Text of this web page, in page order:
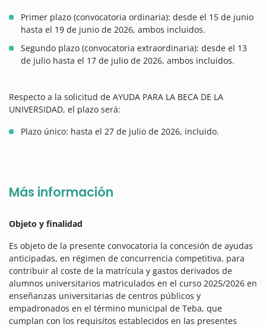
Primer plazo (convocatoria ordinaria): desde el 15 de junio
hasta el 19 de junio de 2026, ambos incluidos.
Segundo plazo (convocatoria extraordinaria): desde el 13
de julio hasta el 17 de julio de 2026, ambos incluidos.
Respecto a la solicitud de AYUDA PARA LA BECA DE LA
UNIVERSIDAD, el plazo será:
Plazo único: hasta el 27 de julio de 2026, incluido.
Más información
Objeto y finalidad
Es objeto de la presente convocatoria la concesión de ayudas
anticipadas, en régimen de concurrencia competitiva, para
contribuir al coste de la matrícula y gastos derivados de
alumnos universitarios matriculados en el curso 2025/2026 en
enseñanzas universitarias de centros públicos y
empadronados en el término municipal de Teba, que
cumplan con los requisitos establecidos en las presentes